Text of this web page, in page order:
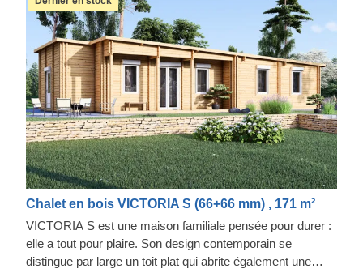
Chalet en bois VICTORIA S (66+66 mm) , 171 m²
VICTORIA S est une maison familiale pensée pour durer :
elle a tout pour plaire. Son design contemporain se
distingue par large un toit plat qui abrite également une